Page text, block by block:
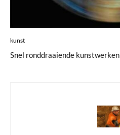
kunst
Snel ronddraaiende kunstwerken